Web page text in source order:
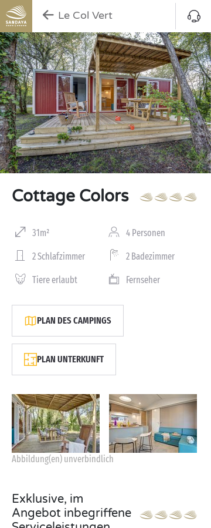
Le Col Vert
Cottage Colors
31m² 4 Personen
2 Schlafzimmer 2 Badezimmer
Tiere erlaubt Fernseher
PLAN DES CAMPINGS
PLAN UNTERKUNFT
Abbildung(en) unverbindlich
Exklusive, im
Angebot inbegriffene